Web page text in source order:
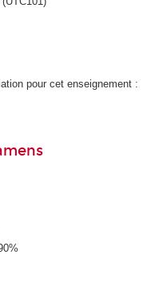
pour cet enseignement :